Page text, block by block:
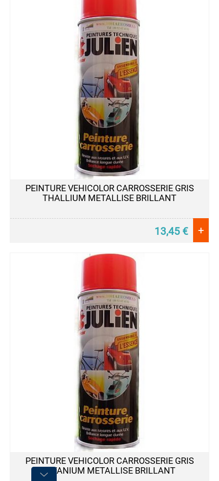
PEINTURE VEHICOLOR CARROSSERIE GRIS
THALLIUM METALLISE BRILLANT
13,45 € +
PEINTURE VEHICOLOR CARROSSERIE GRIS
TITANIUM METALLISE BRILLANT